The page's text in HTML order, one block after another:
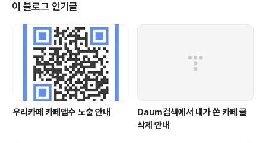
이 블로그 인기글
우리카페 카페앱수 노출 안내
Daum검색에서 내가 쓴 카페 글
삭제 안내